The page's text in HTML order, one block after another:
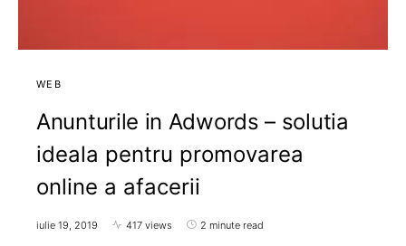
WEB
Anunturile in Adwords – solutia
ideala pentru promovarea
online a afacerii
iulie 19, 2019 417 views 2 minute read